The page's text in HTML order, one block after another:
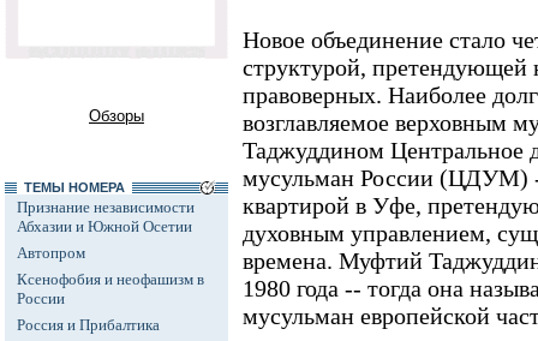
Обзоры
ТЕМЫ НОМЕРА
Признание независимости
Абхазии и Южной Осетии
Автопром
Ксенофобия и неофашизм в
России
Россия и Прибалтика
Новое объединение стало
структурой, претендующей
правоверных. Наиболее
возглавляемое верховным
Таджуддином Центральное
мусульман России (ЦДУМ)
квартирой в Уфе,
духовным управлением,
времена. Муфтий Таджуддин
1980 года -- тогда она
мусульман европейской